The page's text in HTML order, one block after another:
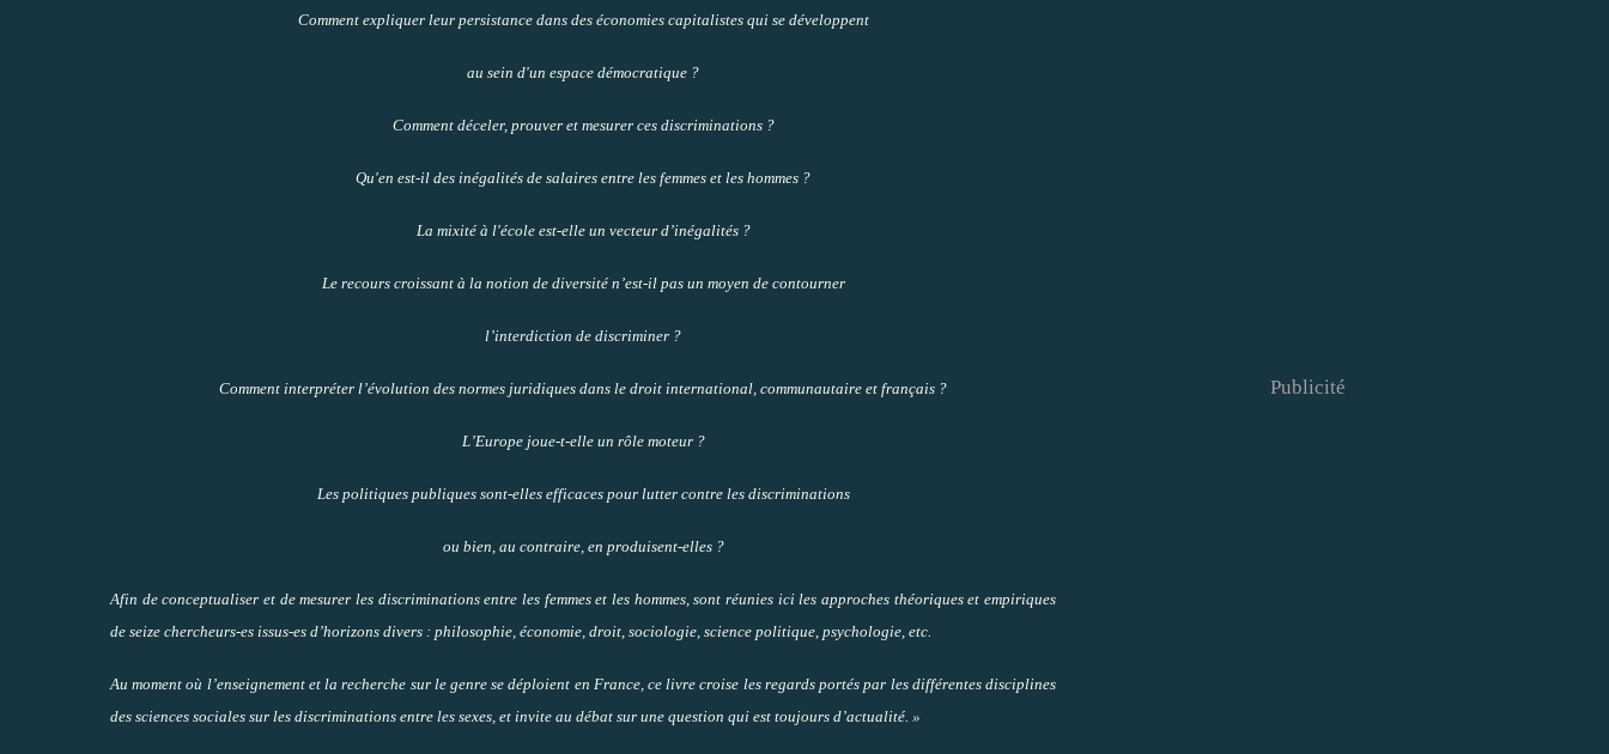
Comment expliquer leur persistance dans des économies capitalistes qui se développent
au sein d'un espace démocratique ?
Comment déceler, prouver et mesurer ces discriminations ?
Qu'en est-il des inégalités de salaires entre les femmes et les hommes ?
La mixité à l'école est-elle un vecteur d’inégalités ?
Le recours croissant à la notion de diversité n’est-il pas un moyen de contourner
l’interdiction de discriminer ?
Comment interpréter l’évolution des normes juridiques dans le droit international, communautaire et français ?
L’Europe joue-t-elle un rôle moteur ?
Les politiques publiques sont-elles efficaces pour lutter contre les discriminations
ou bien, au contraire, en produisent-elles ?
Afin de conceptualiser et de mesurer les discriminations entre les femmes et les hommes, sont réunies ici les approches théoriques et empiriques
de seize chercheurs-es issus-es d’horizons divers : philosophie, économie, droit, sociologie, science politique, psychologie, etc.
Au moment où l’enseignement et la recherche sur le genre se déploient en France, ce livre croise les regards portés par les différentes disciplines
des sciences sociales sur les discriminations entre les sexes, et invite au débat sur une question qui est toujours d’actualité. »
Publicité